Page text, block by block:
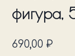
фигура,
690,00 ₽